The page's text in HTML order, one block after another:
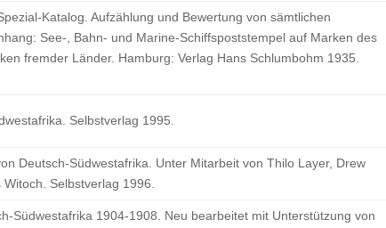
Katalog. Aufzählung und Bewertung von sämtlichen
See-, Bahn- und Marine-Schiffspoststempel auf Marken des
fremder Länder. Hamburg: Verlag Hans Schlumbohm 1935.
Selbstverlag 1995.
Deutsch-Südwestafrika. Unter Mitarbeit von Thilo Layer, Drew
Selbstverlag 1996.
Südwestafrika 1904-1908. Neu bearbeitet mit Unterstützung von